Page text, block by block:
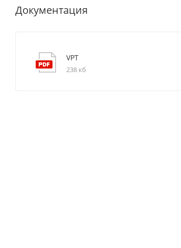
Документация
VPT
238 кб